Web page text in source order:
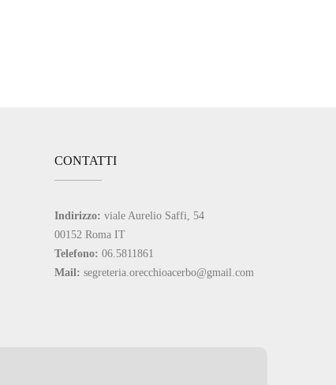
CONTATTI
Indirizzo: viale Aurelio Saffi, 54
00152 Roma IT
Telefono: 06.5811861
Mail: segreteria.orecchioacerbo@gmail.com